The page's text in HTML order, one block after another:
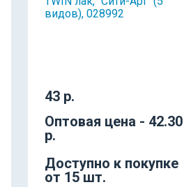
43 р.
Оптовая цена - 42.30
р.
Доступно к покупке
от 15 шт.